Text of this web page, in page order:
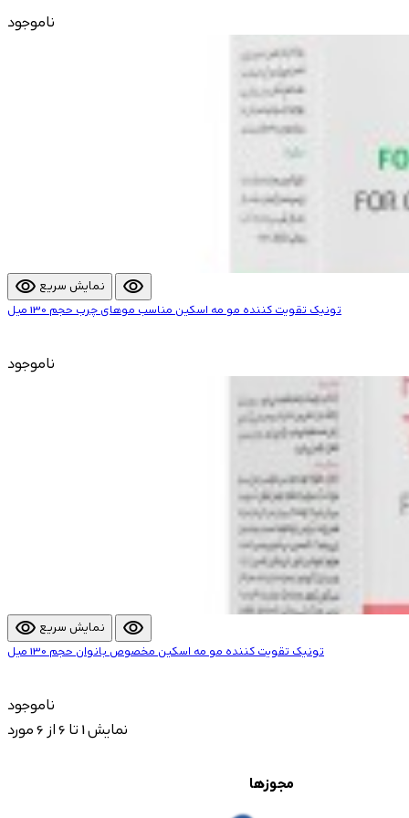
ناموجود
visibility نمایش سریع visibility
تونیک تقویت کننده مو مه اسکین مناسب موهای چرب حجم 130 میل
ناموجود
visibility نمایش سریع visibility
تونیک تقویت کننده مو مه اسکین مخصوص بانوان حجم 130 میل
ناموجود
نمایش 1 تا 6 از 6 مورد
مجوزها